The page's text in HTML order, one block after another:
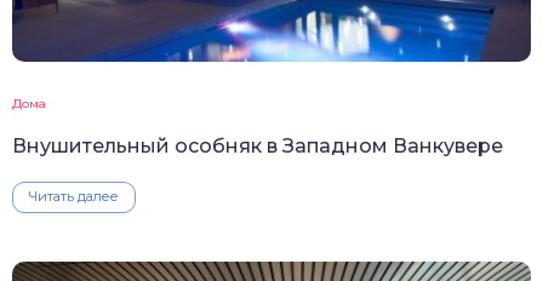
Дома
Внушительный особняк в Западном Ванкувере
Читать далее